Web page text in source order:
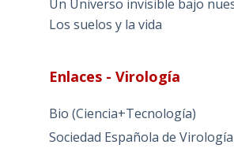
Un Universo invisible bajo
Los suelos y la vida
Enlaces - Virología
Bio (Ciencia+Tecnología)
Sociedad Española de Virología